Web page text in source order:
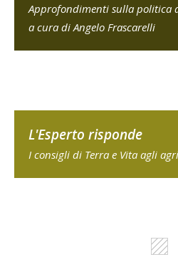
Approfondimenti sulla politica
a cura di Angelo Frascarelli
L'Esperto risponde
I consigli di Terra e Vita agli